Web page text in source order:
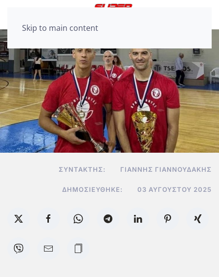
Skip to main content
ΣΥΝΤΆΚΤΗΣ: ΓΙΆΝΝΗΣ ΓΙΑΝΝΟΥΔΆΚΗΣ
ΔΗΜΟΣΙΕΎΘΗΚΕ: 03 ΑΥΓΟΎΣΤΟΥ 2025